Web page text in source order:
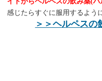
感じたらすぐに服用するよう
＞＞ヘルペスの